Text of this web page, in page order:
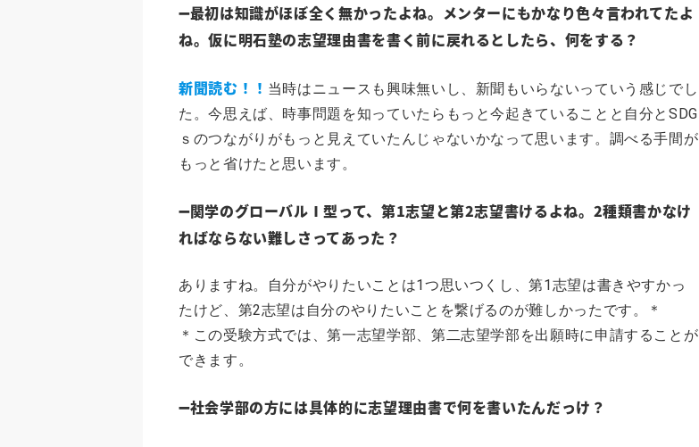
➖最初は知識がほぼ全く無かったよね。メンターにもかなり色々言われてたよ
ね。仮に明石塾の志望理由書を書く前に戻れるとしたら、何をする？
新聞読む！！ 当時はニュースも興味無いし、新聞もいらないっていう感じでし
た。今思えば、時事問題を知っていたらもっと今起きていることと自分とSDG
ｓのつながりがもっと見えていたんじゃないかなって思います。調べる手間が
もっと省けたと思います。
➖関学のグローバルⅠ型って、第1志望と第2志望書けるよね。2種類書かなけ
ればならない難しさってあった？
ありますね。自分がやりたいことは1つ思いつくし、第1志望は書きやすかっ
たけど、第2志望は自分のやりたいことを繋げるのが難しかったです。＊
＊この受験方式では、第一志望学部、第二志望学部を出願時に申請することが
できます。
➖社会学部の方には具体的に志望理由書で何を書いたんだっけ？